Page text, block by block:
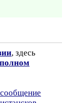
, здесь